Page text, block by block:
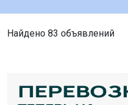
Найдено 83 объявлений